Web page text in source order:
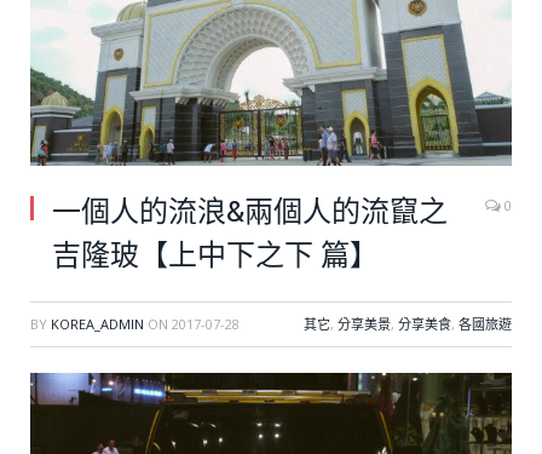
一個人的流浪&兩個人的流竄之
吉隆玻【上中下之下 篇】
0
BY KOREA_ADMIN ON 2017-07-28 其它, 分享美景, 分享美食, 各國旅遊